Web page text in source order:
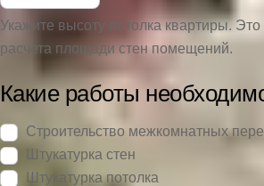
Укажите высоту потолка квартиры.
расчета площади стен помещений.
Какие работы
Строительство межкомнатных
Штукатурка стен
Штукатурка потолка